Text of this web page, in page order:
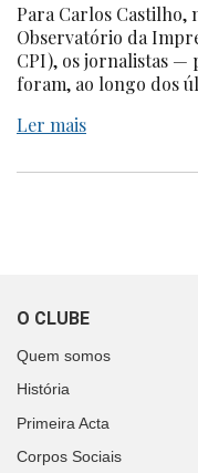
Para Carlos
Observatório da
CPI), os jornalistas —
foram, ao longo dos
Ler mais
O CLUBE
Quem somos
História
Primeira Acta
Corpos Sociais